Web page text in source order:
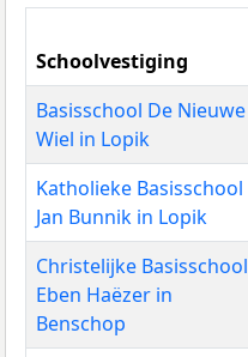
Schoolvestiging
Basisschool De Nieuwe
Wiel in Lopik
Katholieke Basisschool
Jan Bunnik in Lopik
Christelijke Basisschool
Eben Haëzer in
Benschop